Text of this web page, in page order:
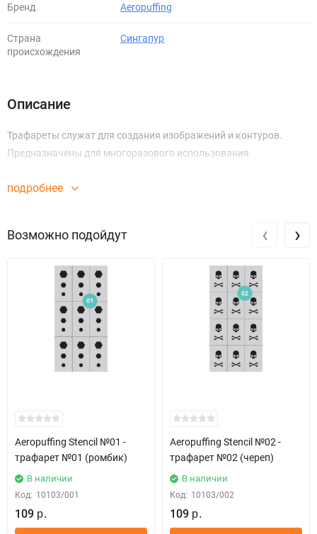
Бренд Aeropuffing
Страна
происхождения
Сингапур
Описание
Трафареты служат для создания изображений и контуров.
Предназначены для многоразового использования
подробнее
Возможно подойдут
Aeropuffing Stencil №01 -
трафарет №01 (ромбик)
В наличии
Код: 10103/001
109 р.
Aeropuffing Stencil №02 -
трафарет №02 (череп)
В наличии
Код: 10103/002
109 р.
‹ ›